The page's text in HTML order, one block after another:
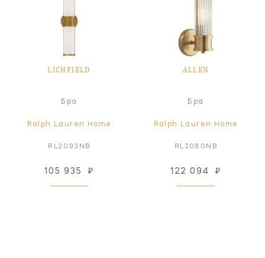
LICHFIELD
Бра
Ralph Lauren Home
RL2093NB
105 935 ₽
ALLEN
Бра
Ralph Lauren Home
RL2080NB
122 094 ₽